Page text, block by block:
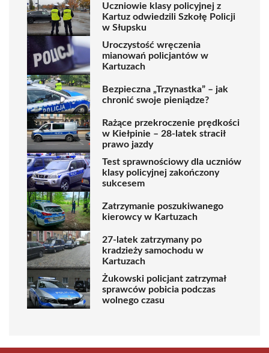
Uczniowie klasy policyjnej z
Kartuz odwiedzili Szkołę Policji
w Słupsku
Uroczystość wręczenia
mianowań policjantów w
Kartuzach
Bezpieczna „Trzynastka” – jak
chronić swoje pieniądze?
Rażące przekroczenie prędkości
w Kiełpinie – 28-latek stracił
prawo jazdy
Test sprawnościowy dla uczniów
klasy policyjnej zakończony
sukcesem
Zatrzymanie poszukiwanego
kierowcy w Kartuzach
27-latek zatrzymany po
kradzieży samochodu w
Kartuzach
Żukowski policjant zatrzymał
sprawców pobicia podczas
wolnego czasu